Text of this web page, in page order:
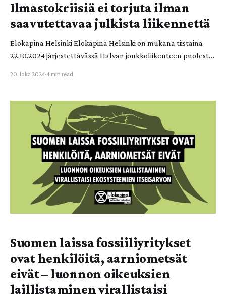
Ilmastokriisiä ei torjuta ilman
saavutettavaa julkista liikennettä
Elokapina Helsinki Elokapina Helsinki on mukana tiistaina
22.10.2024 järjestettävässä Halvan joukkoliikenteen puolesta
tarjoaminen vähentää autoilua ja kuuluu siten tehokkaimpiin
keinoihin ekokriisiä vastaan kamppailussa. Helsingin
elokapinalliset ovat mukana vaatimassa aidosti
saavutettavaa
20. loka 2024 4 min read
Suomen laissa fossiiliyritykset
ovat henkilöitä, aarniometsät
eivät – luonnon oikeuksien
laillistaminen virallistaisi